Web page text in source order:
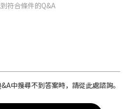
符合條件的Q&A
中搜尋不到答案時，請從此處諮詢。